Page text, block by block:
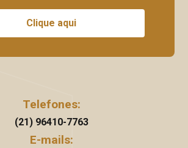
Clique aqui
Telefones:
(21) 96410-7763
E-mails: